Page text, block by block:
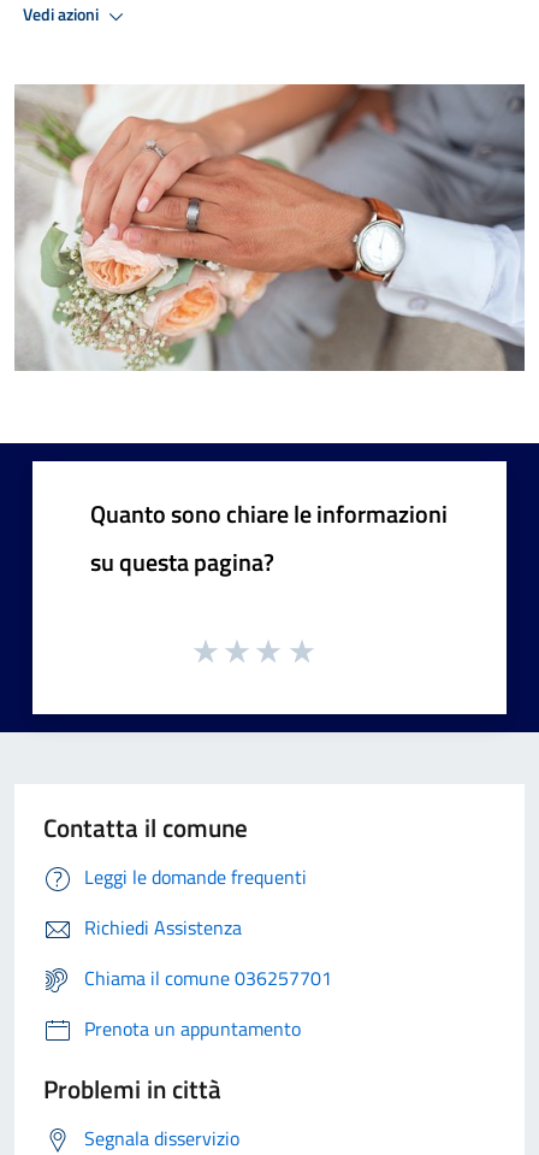
Vedi azioni
Quanto sono chiare le informazioni
su questa pagina?
Contatta il comune
Leggi le domande frequenti
Richiedi Assistenza
Chiama il comune 036257701
Prenota un appuntamento
Problemi in città
Segnala disservizio